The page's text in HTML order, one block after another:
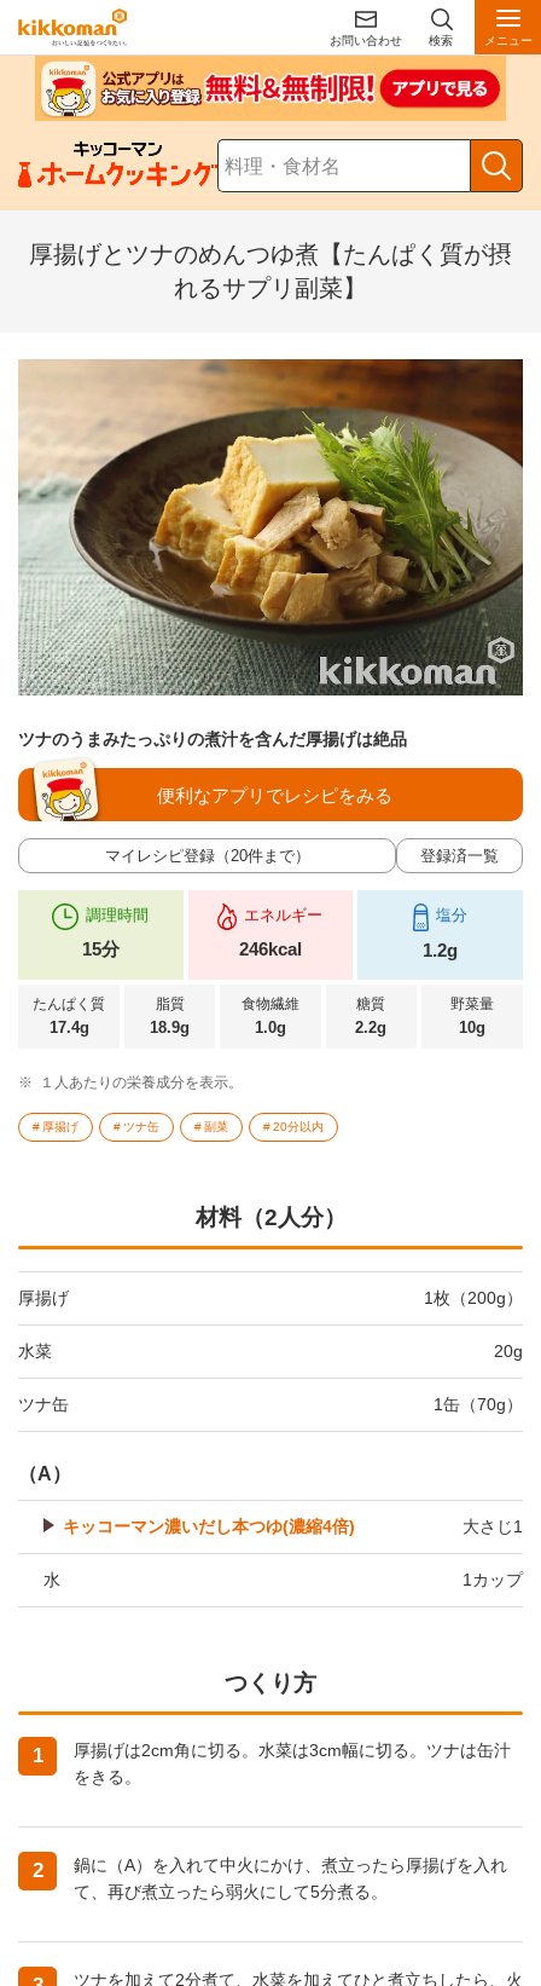
お問い合わせ 検索 メニュー
厚揚げとツナのめんつゆ煮【たんぱく質が摂
れるサプリ副菜】
ツナのうまみたっぷりの煮汁を含んだ厚揚げは絶品
マイレシピ登録（20件まで） 登録済一覧
便利なアプリでレシピをみる
調理時間
15分
エネルギー
246kcal
塩分
1.2g
たんぱく質
17.4g
脂質
18.9g
食物繊維
1.0g
糖質
2.2g
野菜量
10g
※ １人あたりの栄養成分を表示。
厚揚げ ツナ缶 副菜 20分以内
材料（2人分）
厚揚げ 1枚（200g）
水菜 20g
ツナ缶 1缶（70g）
（A）
キッコーマン濃いだし本つゆ(濃縮4倍) 大さじ1
水 1カップ
つくり方
1
厚揚げは2cm角に切る。水菜は3cm幅に切る。ツナは缶汁
をきる。
2
鍋に（A）を入れて中火にかけ、煮立ったら厚揚げを入れ
て、再び煮立ったら弱火にして5分煮る。
ツナを加えて2分煮て、水菜を加えてひと煮立ちしたら、火